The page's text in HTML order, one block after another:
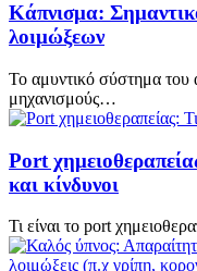
Κάπνισμα:
λοιμώξεων
Το αμυντικό σύστημα του
μηχανισμούς…
Port
και κίνδυνοι
Τι είναι το port